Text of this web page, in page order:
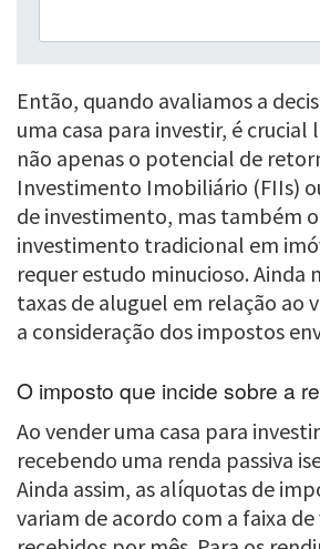
Então, quando avaliamos a
uma casa para investir, é crucial
não apenas o potencial de
Investimento Imobiliário (FIIs)
de investimento, mas também
investimento tradicional em
requer estudo minucioso. Ainda
taxas de aluguel em relação ao
a consideração dos impostos
O imposto que incide sobre a
Ao vender uma casa para
recebendo uma renda passiva
Ainda assim, as alíquotas de
variam de acordo com a faixa